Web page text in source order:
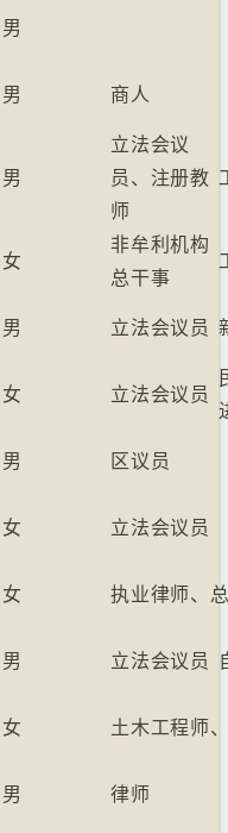
男
男 商人
男
立法会议
员、注册教
师
女
非牟利机构
总干事
男 立法会议员
女 立法会议员
男 区议员
女 立法会议员
女 执业律师、
男 立法会议员
女 土木工程师
男 律师